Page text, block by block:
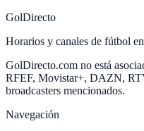
GolDirecto
Horarios y canales de fútbol
GolDirecto.com no está
RFEF, Movistar+, DAZN,
broadcasters mencionados.
Navegación